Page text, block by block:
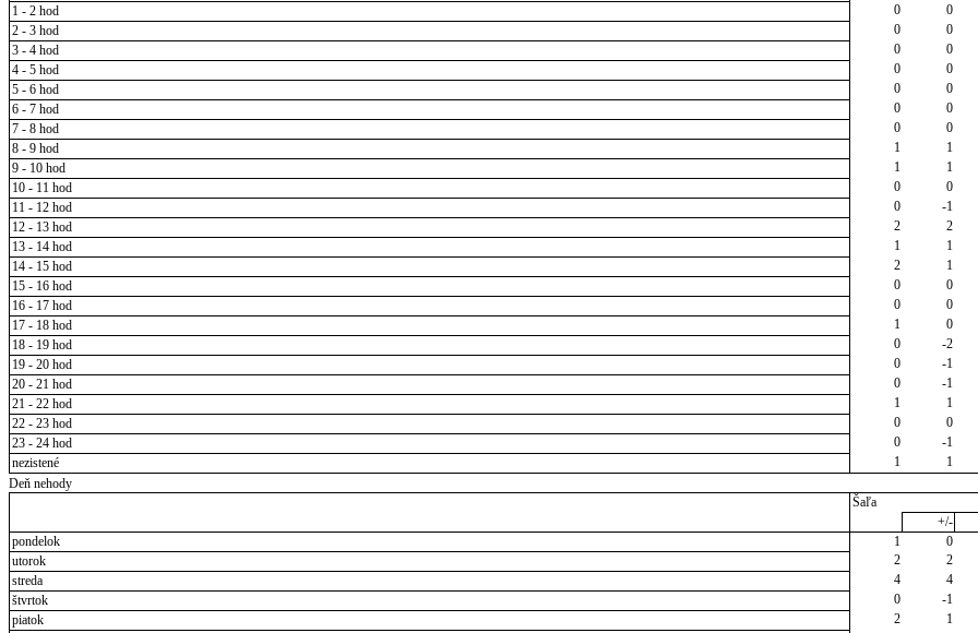
1 - 2 hod
0 0
2 - 3 hod
0 0
3 - 4 hod
0 0
4 - 5 hod
0 0
5 - 6 hod
0 0
6 - 7 hod
0 0
7 - 8 hod
0 0
8 - 9 hod
1 1
9 - 10 hod
1 1
10 - 11 hod
0 0
11 - 12 hod
0 -1
12 - 13 hod
2 2
13 - 14 hod
1 1
14 - 15 hod
2 1
15 - 16 hod
0 0
16 - 17 hod
0 0
17 - 18 hod
1 0
18 - 19 hod
0 -2
19 - 20 hod
0 -1
20 - 21 hod
0 -1
21 - 22 hod
1 1
22 - 23 hod
0 0
23 - 24 hod
0 -1
nezistené
1 1
Deň nehody
Šaľa
+/-
pondelok
1 0
utorok
2 2
streda
4 4
štvrtok
0 -1
piatok
2 1